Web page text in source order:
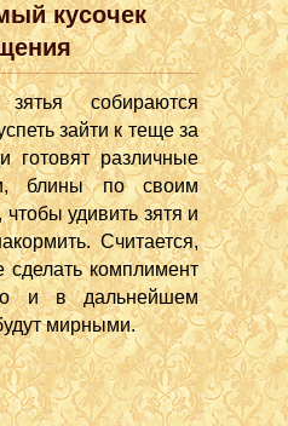
кусочек
собираются
зайти к теще за
готовят различные
блины по своим
удивить зятя и
Считается,
сделать комплимент
и в дальнейшем
мирными.